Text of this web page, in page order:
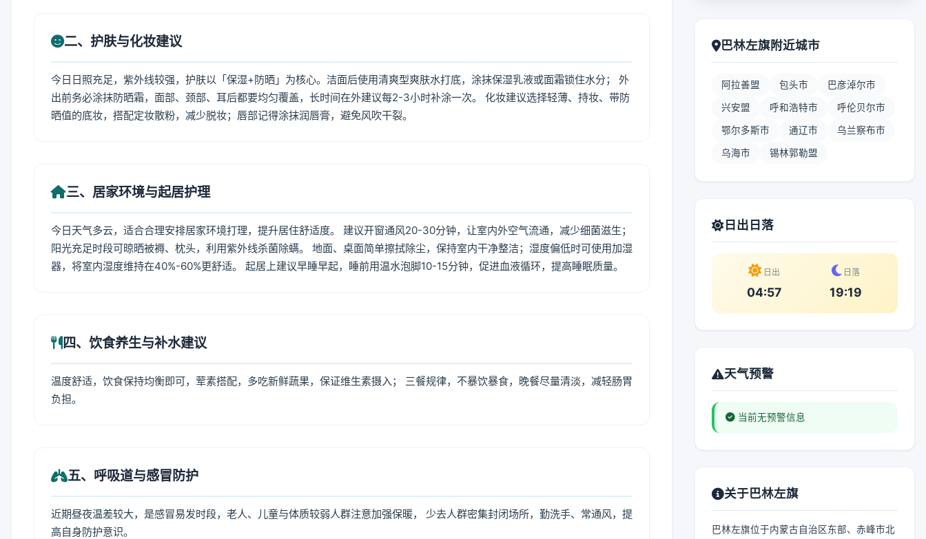
二、护肤与化妆建议
今日日照充足，紫外线较强，护肤以「保湿+防晒」为核心。洁面后使用清爽型爽肤水打底，涂抹保湿乳液或面霜锁住水分； 外
出前务必涂抹防晒霜，面部、颈部、耳后都要均匀覆盖，长时间在外建议每2-3小时补涂一次。 化妆建议选择轻薄、持妆、带防
晒值的底妆，搭配定妆散粉，减少脱妆；唇部记得涂抹润唇膏，避免风吹干裂。
三、居家环境与起居护理
今日天气多云，适合合理安排居家环境打理，提升居住舒适度。 建议开窗通风20-30分钟，让室内外空气流通，减少细菌滋生；
阳光充足时段可晾晒被褥、枕头，利用紫外线杀菌除螨。 地面、桌面简单擦拭除尘，保持室内干净整洁；湿度偏低时可使用加湿
器，将室内湿度维持在40%-60%更舒适。 起居上建议早睡早起，睡前用温水泡脚10-15分钟，促进血液循环，提高睡眠质量。
四、饮食养生与补水建议
温度舒适，饮食保持均衡即可，荤素搭配，多吃新鲜蔬果，保证维生素摄入； 三餐规律，不暴饮暴食，晚餐尽量清淡，减轻肠胃
负担。
五、呼吸道与感冒防护
近期昼夜温差较大，是感冒易发时段，老人、儿童与体质较弱人群注意加强保暖， 少去人群密集封闭场所，勤洗手、常通风，提
高自身防护意识。
巴林左旗附近城市
阿拉善盟 包头市 巴彦淖尔市
兴安盟 呼和浩特市 呼伦贝尔市
鄂尔多斯市 通辽市 乌兰察布市
乌海市 锡林郭勒盟
日出日落
日出
04:57
日落
19:19
天气预警
当前无预警信息
关于巴林左旗
巴林左旗位于内蒙古自治区东部、赤峰市北